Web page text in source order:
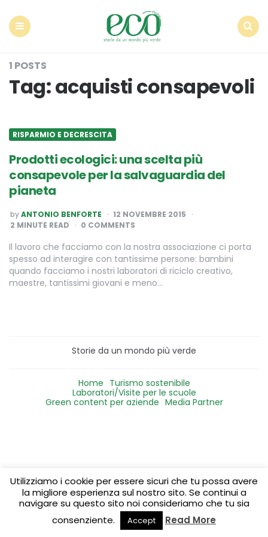
1 POSTS
Tag:acquisti consapevoli
RISPARMIO E DECRESCITA
Prodotti ecologici: una scelta più
consapevole per la salvaguardia del
pianeta
POSTED
BY
byANTONIO BENFORTE
12 NOVEMBRE 2015
2 MINUTE READ 0 COMMENTS
Il lavoro che facciamo con la nostra associazione ci porta
spesso ad interagire con tantissime persone: bambini
quando facciamo i nostri laboratori di riciclo creativo,
maestre, tantissimi giovani e meno…
Storie da un mondo più verde
Home Turismo sostenibile
Laboratori/Visite per le scuole
Green content per aziende Media Partner
Utilizziamo i cookie per essere sicuri che tu possa avere
la migliore esperienza sul nostro sito. Se continui a
navigare su questo sito noi consideriamo che tu sia
consenziente.
Accept Read More